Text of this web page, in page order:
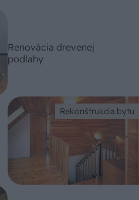
Renovácia drevenej
podlahy
Rekonštrukcia bytu